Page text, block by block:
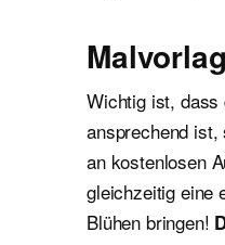
Wichtig ist, dass
ansprechend
an kostenlosen
gleichzeitig eine
Blühen bringen!